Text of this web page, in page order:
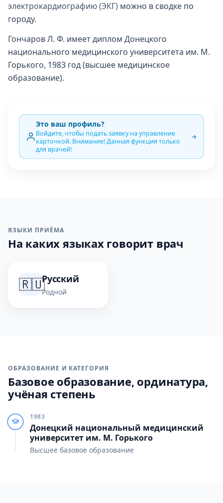
электрокардиографию (ЭКГ) можно в сводке по
городу.
Гончаров Л. Ф. имеет диплом Донецкого
национального медицинского университета им. М.
Горького, 1983 год (высшее медицинское
образование).
Это ваш профиль?
Войдите, чтобы подать заявку на управление
карточкой. Внимание! Данная функция только
для врачей!
ЯЗЫКИ ПРИЁМА
На каких языках говорит врач
🇷🇺Русский
Родной
ОБРАЗОВАНИЕ И КАТЕГОРИЯ
Базовое образование, ординатура,
учёная степень
1983
Донецкий национальный медицинский
университет им. М. Горького
Высшее базовое образование